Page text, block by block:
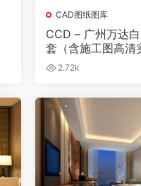
CAD图纸图库
CCD – 广州万达
套（含施工图高清
2.72k